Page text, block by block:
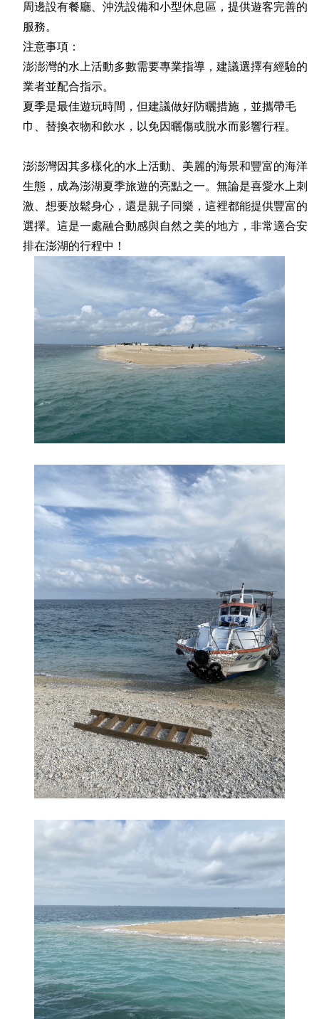
周邊設有餐廳、沖洗設備和小型休息區，提供遊客完善的
服務。
注意事項：
澎澎灣的水上活動多數需要專業指導，建議選擇有經驗的
業者並配合指示。
夏季是最佳遊玩時間，但建議做好防曬措施，並攜帶毛
巾、替換衣物和飲水，以免因曬傷或脫水而影響行程。
澎澎灣因其多樣化的水上活動、美麗的海景和豐富的海洋
生態，成為澎湖夏季旅遊的亮點之一。無論是喜愛水上刺
激、想要放鬆身心，還是親子同樂，這裡都能提供豐富的
選擇。這是一處融合動感與自然之美的地方，非常適合安
排在澎湖的行程中！